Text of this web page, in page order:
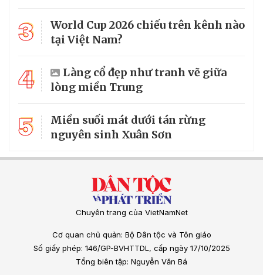
3
World Cup 2026 chiếu trên kênh nào
tại Việt Nam?
4
Làng cổ đẹp như tranh vẽ giữa
lòng miền Trung
5
Miền suối mát dưới tán rừng
nguyên sinh Xuân Sơn
Chuyên trang của VietNamNet
Cơ quan chủ quản: Bộ Dân tộc và Tôn giáo
Số giấy phép: 146/GP-BVHTTDL, cấp ngày 17/10/2025
Tổng biên tập: Nguyễn Văn Bá